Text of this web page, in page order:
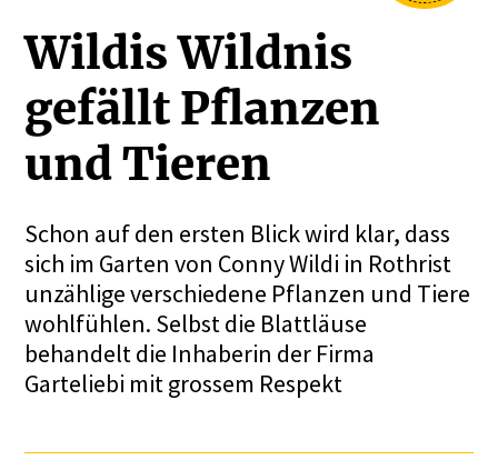
Wildis Wildnis
gefällt Pflanzen
und Tieren
Schon auf den ersten Blick wird klar, dass
sich im Garten von Conny Wildi in Rothrist
unzählige verschiedene Pflanzen und Tiere
wohlfühlen. Selbst die Blattläuse
behandelt die Inhaberin der Firma
Garteliebi mit grossem Respekt